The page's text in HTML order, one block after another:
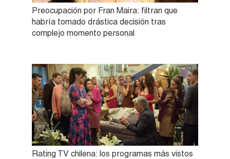
Preocupación por Fran Maira: filtran que
habría tomado drástica decisión tras
complejo momento personal
Rating TV chilena: los programas más vistos